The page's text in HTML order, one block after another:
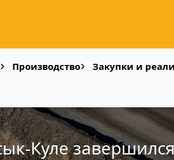
Производство Закупки и
Куле